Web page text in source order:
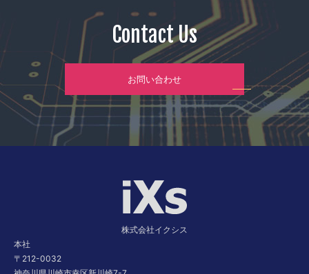
Contact Us
お問い合わせ
株式会社イクシス
本社
〒212-0032